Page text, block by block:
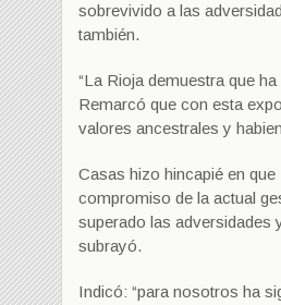
sobrevivido a las
también.
“La Rioja demuestra que
Remarcó que con esta
valores ancestrales y
Casas hizo hincapié en
compromiso de la actual
superado las adversidades
subrayó.
Indicó: “para nosotros ha